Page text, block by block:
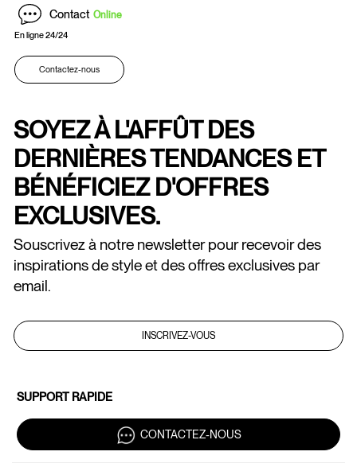
Contact Online
En ligne 24/24
Contactez-nous
SOYEZ À L'AFFÛT DES
DERNIÈRES TENDANCES ET
BÉNÉFICIEZ D'OFFRES
EXCLUSIVES.
Souscrivez à notre newsletter pour recevoir des
inspirations de style et des offres exclusives par
email.
INSCRIVEZ-VOUS
SUPPORT RAPIDE
CONTACTEZ-NOUS